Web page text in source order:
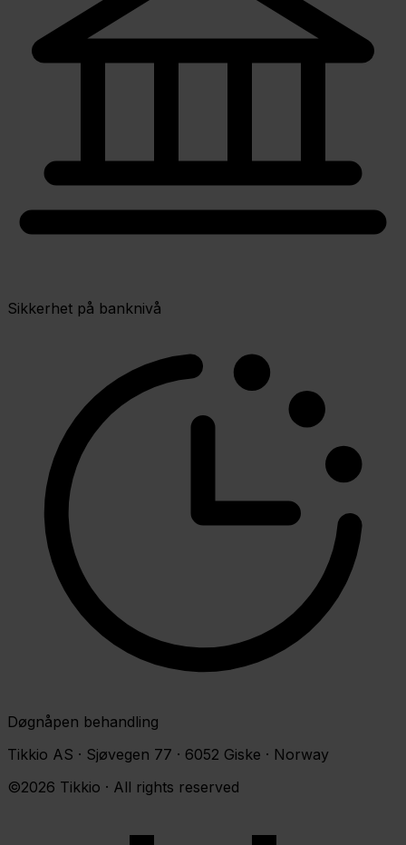
Sikkerhet på banknivå
Døgnåpen behandling
Tikkio AS · Sjøvegen 77 · 6052 Giske · Norway
©2026 Tikkio · All rights reserved